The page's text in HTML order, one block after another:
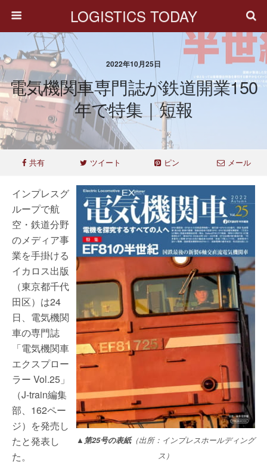
LOGISTICS TODAY
2022年10月25日
電気機関車専門誌が鉄道開業150
年で特集｜短報
共有 ツイート ピン メール
▲第25号の表紙（出所：インプレスホールディング
ス）
インプレスグ
ループで航
空・鉄道分野
のメディア事
業を手掛ける
イカロス出版
（東京都千代
田区）は24
日、電気機関
車の専門誌
「電気機関車
エクスプロー
ラー Vol.25」
（J-train編集
部、162ペー
ジ）を発売し
たと発表し
た。